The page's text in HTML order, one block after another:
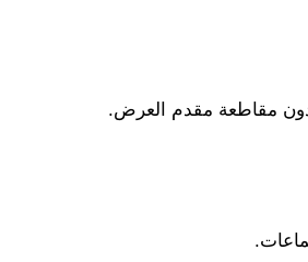
دون مقاطعة مقدم العرض.